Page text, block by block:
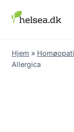
Hjem »
Allergica